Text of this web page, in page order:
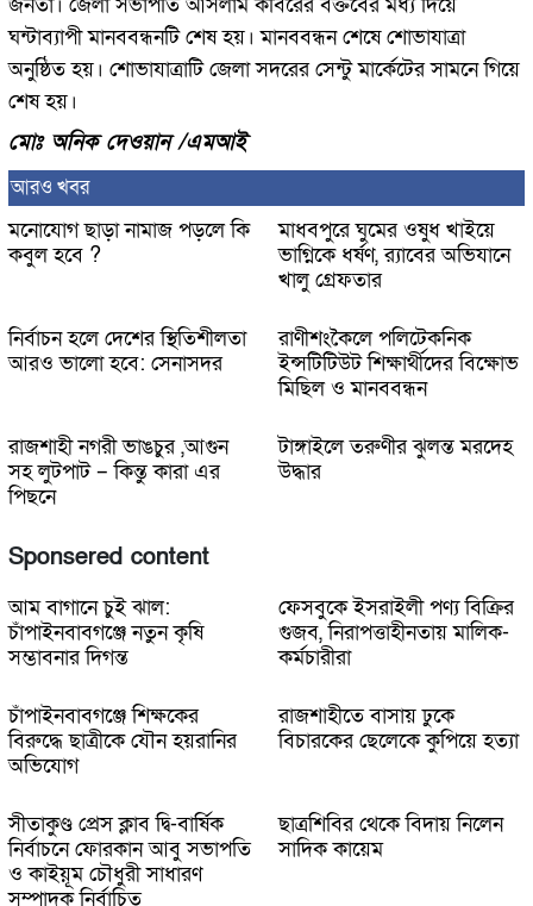
ঘন্টাব্যাপী মানববন্ধনটি শেষ হয়। মানববন্ধন শেষে শোভাযাত্রা
অনুষ্ঠিত হয়। শোভাযাত্রাটি জেলা সদরের সেন্টু মার্কেটের সামনে গিয়ে
শেষ হয়।
মোঃ অনিক দেওয়ান /এমআই
আরও খবর
মনোযোগ ছাড়া নামাজ পড়লে কি
কবুল হবে ?
মাধবপুরে ঘুমের ওষুধ খাইয়ে
ভাগ্নিকে ধর্ষণ, র‍্যাবের অভিযানে
খালু গ্রেফতার
নির্বাচন হলে দেশের স্থিতিশীলতা
আরও ভালো হবে: সেনাসদর
রাণীশংকৈলে পলিটেকনিক
ইন্সটিটিউট শিক্ষার্থীদের বিক্ষোভ
মিছিল ও মানববন্ধন
রাজশাহী নগরী ভাঙচুর ,আগুন
সহ লুটপাট – কিন্তু কারা এর
পিছনে
টাঙ্গাইলে তরুণীর ঝুলন্ত মরদেহ
উদ্ধার
Sponsered content
আম বাগানে চুই ঝাল:
চাঁপাইনবাবগঞ্জে নতুন কৃষি
সম্ভাবনার দিগন্ত
ফেসবুকে ইসরাইলী পণ্য বিক্রির
গুজব, নিরাপত্তাহীনতায় মালিক-
কর্মচারীরা
চাঁপাইনবাবগঞ্জে শিক্ষকের
বিরুদ্ধে ছাত্রীকে যৌন হয়রানির
অভিযোগ
রাজশাহীতে বাসায় ঢুকে
বিচারকের ছেলেকে কুপিয়ে হত্যা
সীতাকুণ্ড প্রেস ক্লাব দ্বি-বার্ষিক
নির্বাচনে ফোরকান আবু সভাপতি
ও কাইয়ূম চৌধুরী সাধারণ
সম্পাদক নির্বাচিত
ছাত্রশিবির থেকে বিদায় নিলেন
সাদিক কায়েম